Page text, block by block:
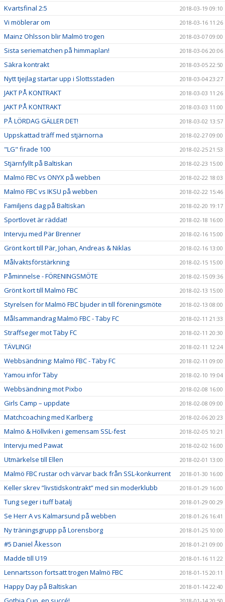
Kvartsfinal 2:5 2018-03-19 09:10
Vi möblerar om 2018-03-16 11:26
Mainz Ohlsson blir Malmö trogen 2018-03-07 09:00
Sista seriematchen på himmaplan! 2018-03-06 20:06
Säkra kontrakt 2018-03-05 22:50
Nytt tjejlag startar upp i Slottsstaden 2018-03-04 23:27
JAKT PÅ KONTRAKT 2018-03-03 11:26
JAKT PÅ KONTRAKT 2018-03-03 11:00
PÅ LÖRDAG GÄLLER DET! 2018-03-02 13:57
Uppskattad träff med stjärnorna 2018-02-27 09:00
"LG" firade 100 2018-02-25 21:53
Stjärnfyllt på Baltiskan 2018-02-23 15:00
Malmö FBC vs ONYX på webben 2018-02-22 18:03
Malmö FBC vs IKSU på webben 2018-02-22 15:46
Familjens dag på Baltiskan 2018-02-20 19:17
Sportlovet är räddat! 2018-02-18 16:00
Intervju med Pär Brenner 2018-02-16 15:00
Grönt kort till Pär, Johan, Andreas & Niklas 2018-02-16 13:00
Målvaktsförstärkning 2018-02-15 15:00
Påminnelse - FÖRENINGSMÖTE 2018-02-15 09:36
Grönt kort till Malmö FBC 2018-02-13 15:00
Styrelsen för Malmö FBC bjuder in till föreningsmöte 2018-02-13 08:00
Målsammandrag Malmö FBC - Täby FC 2018-02-11 21:33
Straffseger mot Täby FC 2018-02-11 20:30
TÄVLING! 2018-02-11 12:24
Webbsändning: Malmö FBC - Täby FC 2018-02-11 09:00
Yamou inför Täby 2018-02-10 19:04
Webbsändning mot Pixbo 2018-02-08 16:00
Girls Camp – uppdate 2018-02-08 09:00
Matchcoaching med Karlberg 2018-02-06 20:23
Malmö & Höllviken i gemensam SSL-fest 2018-02-05 10:21
Intervju med Pawat 2018-02-02 16:00
Utmärkelse till Ellen 2018-02-01 13:00
Malmö FBC rustar och värvar back från SSL-konkurrent 2018-01-30 16:00
Keller skrev ”livstidskontrakt” med sin moderklubb 2018-01-29 16:00
Tung seger i tuff batalj 2018-01-29 00:29
Se Herr A vs Kalmarsund på webben 2018-01-26 16:41
Ny träningsgrupp på Lorensborg 2018-01-25 10:00
#5 Daniel Åkesson 2018-01-21 09:00
Madde till U19 2018-01-16 11:22
Lennartsson fortsatt trogen Malmö FBC 2018-01-15 20:11
Happy Day på Baltiskan 2018-01-14 22:40